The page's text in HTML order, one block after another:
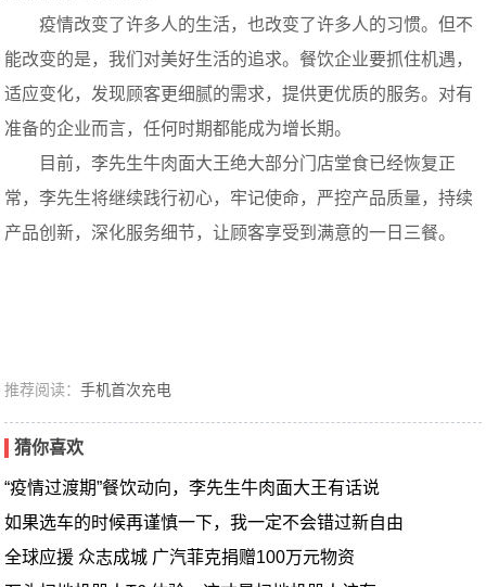
疫情改变了许多人的生活，也改变了许多人的习惯。但不
能改变的是，我们对美好生活的追求。餐饮企业要抓住机遇，
适应变化，发现顾客更细腻的需求，提供更优质的服务。对有
准备的企业而言，任何时期都能成为增长期。
目前，李先生牛肉面大王绝大部分门店堂食已经恢复正
常，李先生将继续践行初心，牢记使命，严控产品质量，持续
产品创新，深化服务细节，让顾客享受到满意的一日三餐。
推荐阅读：手机首次充电
猜你喜欢
“疫情过渡期”餐饮动向，李先生牛肉面大王有话说
如果选车的时候再谨慎一下，我一定不会错过新自由
全球应援 众志成城 广汽菲克捐赠100万元物资